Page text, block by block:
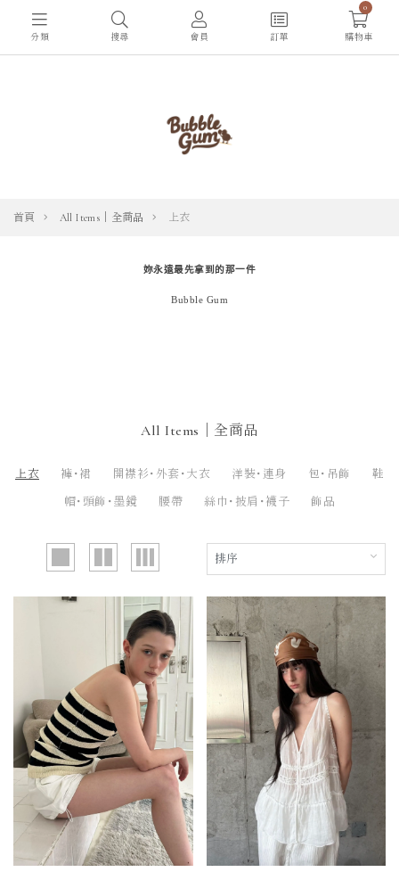
分類 搜尋 會員 訂單
0
購物車
首頁 All Items｜全商品 上衣
妳永遠最先拿到的那一件
Bubble Gum
All Items｜全商品
上衣 褲・裙 開襟衫・外套・大衣 洋裝・連身 包・吊飾
鞋
帽・頭飾・墨鏡
腰帶 絲巾・披肩・襪子 飾品